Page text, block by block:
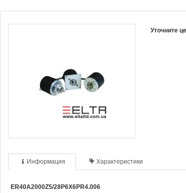
Уточните
Информация Характеристики
ER40A2000Z5/28P6X6PR4.006